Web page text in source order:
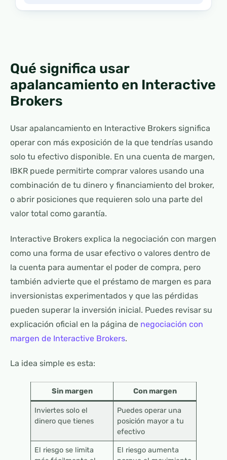
Qué significa usar
apalancamiento en Interactive
Brokers
Usar apalancamiento en Interactive Brokers significa
operar con más exposición de la que tendrías usando
solo tu efectivo disponible. En una cuenta de margen,
IBKR puede permitirte comprar valores usando una
combinación de tu dinero y financiamiento del broker,
o abrir posiciones que requieren solo una parte del
valor total como garantía.
Interactive Brokers explica la negociación con margen
como una forma de usar efectivo o valores dentro de
la cuenta para aumentar el poder de compra, pero
también advierte que el préstamo de margen es para
inversionistas experimentados y que las pérdidas
pueden superar la inversión inicial. Puedes revisar su
explicación oficial en la página de negociación con
margen de Interactive Brokers.
La idea simple es esta:
Sin margen Con margen
Inviertes solo el
dinero que tienes
Puedes operar una
posición mayor a tu
efectivo
El riesgo se limita
El riesgo aumenta